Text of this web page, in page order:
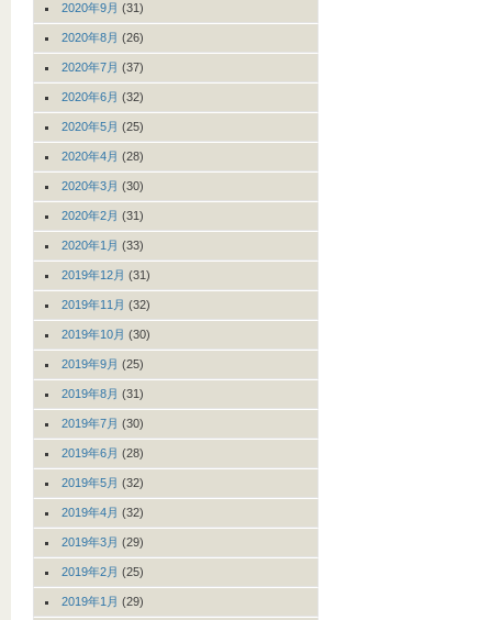
2020年9月 (31)
2020年8月 (26)
2020年7月 (37)
2020年6月 (32)
2020年5月 (25)
2020年4月 (28)
2020年3月 (30)
2020年2月 (31)
2020年1月 (33)
2019年12月 (31)
2019年11月 (32)
2019年10月 (30)
2019年9月 (25)
2019年8月 (31)
2019年7月 (30)
2019年6月 (28)
2019年5月 (32)
2019年4月 (32)
2019年3月 (29)
2019年2月 (25)
2019年1月 (29)